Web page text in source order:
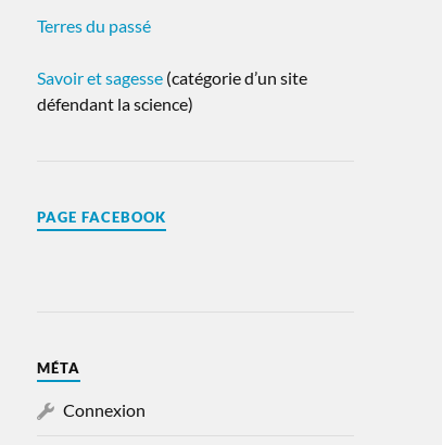
Terres du passé
Savoir et sagesse(catégorie d’un site
défendant la science)
PAGE FACEBOOK
MÉTA
Connexion